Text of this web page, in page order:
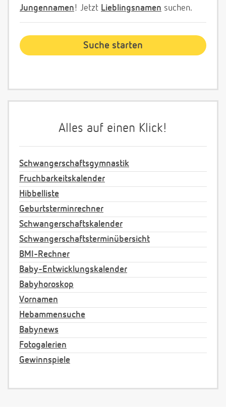
Jungennamen! Jetzt Lieblingsnamen suchen.
Alles auf einen Klick!
Schwangerschaftsgymnastik
Fruchbarkeitskalender
Hibbelliste
Geburtsterminrechner
Schwangerschaftskalender
Schwangerschaftsterminübersicht
BMI-Rechner
Baby-Entwicklungskalender
Babyhoroskop
Vornamen
Hebammensuche
Babynews
Fotogalerien
Gewinnspiele